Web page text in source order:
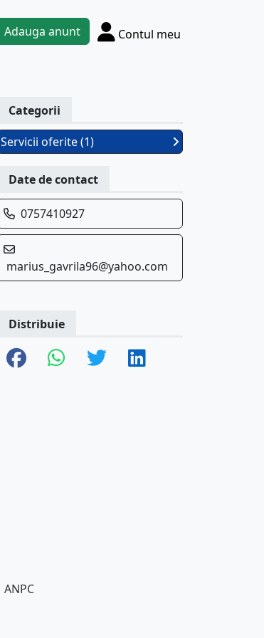
Adauga anunt Contul meu
Categorii
Servicii oferite (1)
Date de contact
0757410927
marius_gavrila96@yahoo.com
Distribuie
ANPC